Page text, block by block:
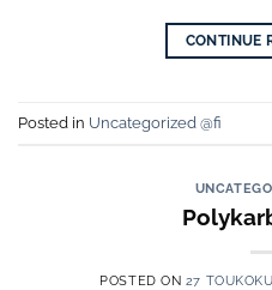
CONTINUE
Posted in Uncategorized @fi
POSTED ON 27